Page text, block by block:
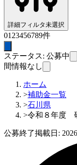
詳細フィルタ未選択
01 23456789件
ステータス: 公募中
間情報なし
ホーム
>補助金一覧
>石川県
>令和８年度
公募終了掲載日: